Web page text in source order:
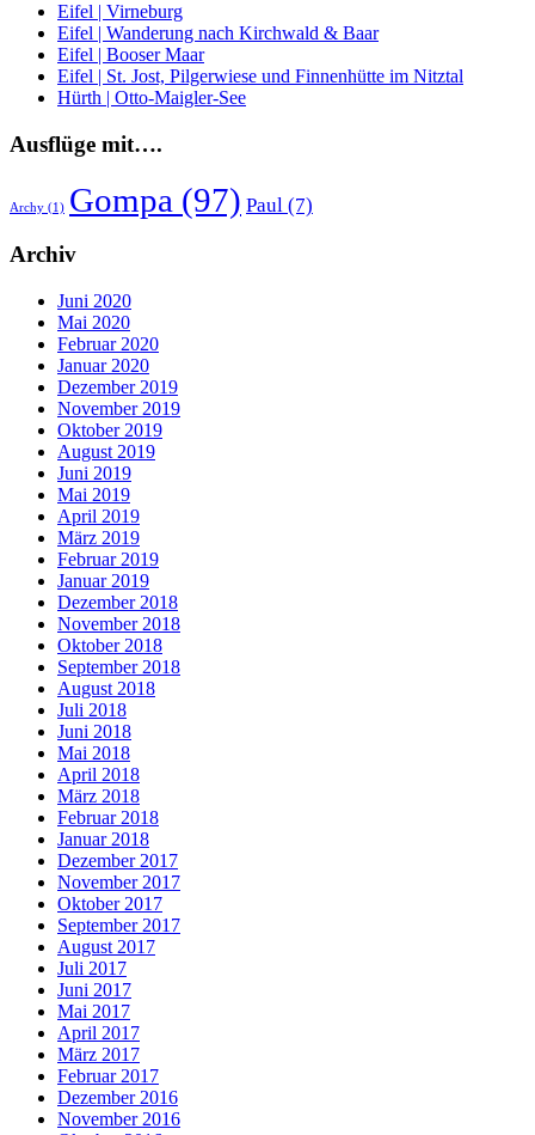
Eifel | Virneburg
Eifel | Wanderung nach Kirchwald & Baar
Eifel | Booser Maar
Eifel | St. Jost, Pilgerwiese und Finnenhütte im Nitztal
Hürth | Otto-Maigler-See
Ausflüge mit….
Archy (1) Gompa (97) Paul (7)
Archiv
Juni 2020
Mai 2020
Februar 2020
Januar 2020
Dezember 2019
November 2019
Oktober 2019
August 2019
Juni 2019
Mai 2019
April 2019
März 2019
Februar 2019
Januar 2019
Dezember 2018
November 2018
Oktober 2018
September 2018
August 2018
Juli 2018
Juni 2018
Mai 2018
April 2018
März 2018
Februar 2018
Januar 2018
Dezember 2017
November 2017
Oktober 2017
September 2017
August 2017
Juli 2017
Juni 2017
Mai 2017
April 2017
März 2017
Februar 2017
Dezember 2016
November 2016